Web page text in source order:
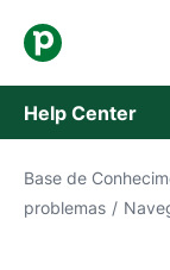
Help Center
Base de
Base de
problemas /